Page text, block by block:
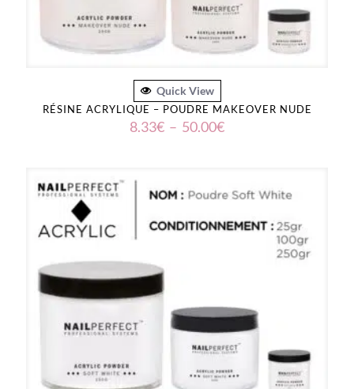
Quick View
RÉSINE ACRYLIQUE – POUDRE MAKEOVER NUDE
8.33€ – 50.00€Plage
50.00€